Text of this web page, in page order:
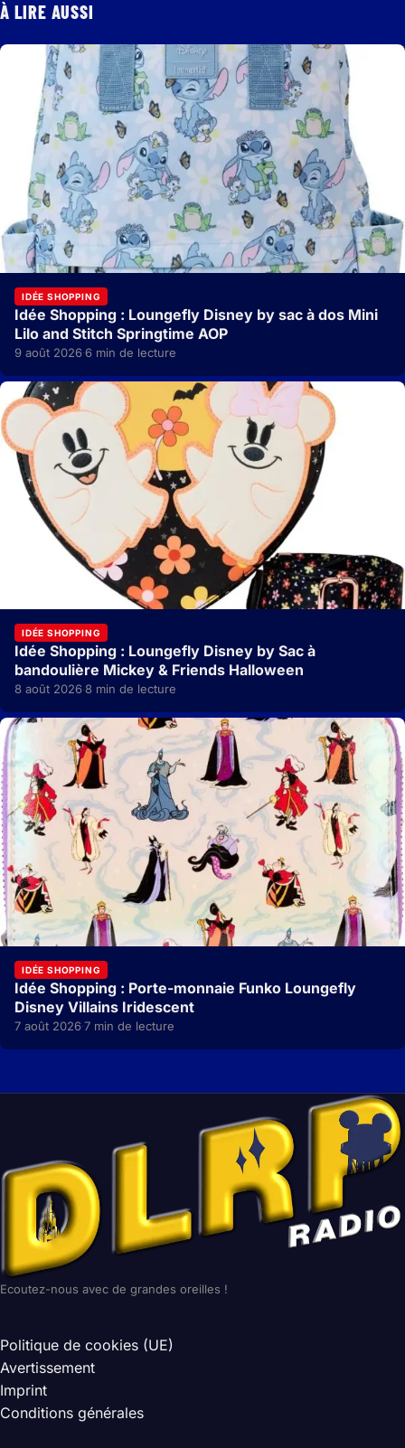
À LIRE AUSSI
IDÉE SHOPPING
Idée Shopping : Loungefly Disney by sac à dos Mini
Lilo and Stitch Springtime AOP
9 août 2026·6 min de lecture
IDÉE SHOPPING
Idée Shopping : Loungefly Disney by Sac à
bandoulière Mickey & Friends Halloween
8 août 2026·8 min de lecture
IDÉE SHOPPING
Idée Shopping : Porte-monnaie Funko Loungefly
Disney Villains Iridescent
7 août 2026·7 min de lecture
Ecoutez-nous avec de grandes oreilles !
Politique de cookies (UE)
Avertissement
Imprint
Conditions générales